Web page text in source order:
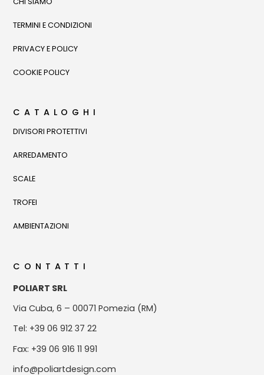
TERMINI E CONDIZIONI
PRIVACY E POLICY
COOKIE POLICY
CATALOGHI
DIVISORI PROTETTIVI
ARREDAMENTO
SCALE
TROFEI
AMBIENTAZIONI
CONTATTI
POLIART SRL
Via Cuba, 6 – 00071 Pomezia (RM)
Tel: +39 06 912 37 22
Fax: +39 06 916 11 991
info@poliartdesign.com